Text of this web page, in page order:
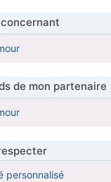
de mon partenaire
personnalisé